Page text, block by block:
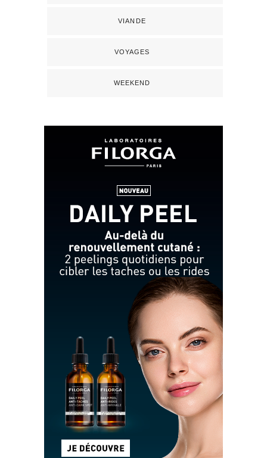
VIANDE
VOYAGES
WEEKEND